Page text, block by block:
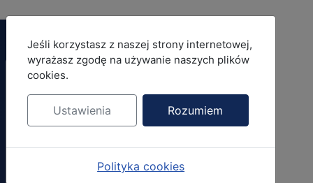
Adres
urzęd
ul.
MOD_JBCOOKIES_LANG_HEADER_DEFAULT
Jeśli korzystasz z naszej strony internetowej,
wyrażasz zgodę na używanie naszych plików
cookies.
Ustawienia Rozumiem
Polityka cookies